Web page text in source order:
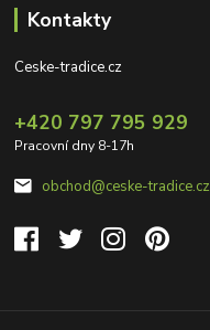
Kontakty
Ceske-tradice.cz
+420 797 795 929
Pracovní dny 8-17h
obchod@ceske-tradice.cz